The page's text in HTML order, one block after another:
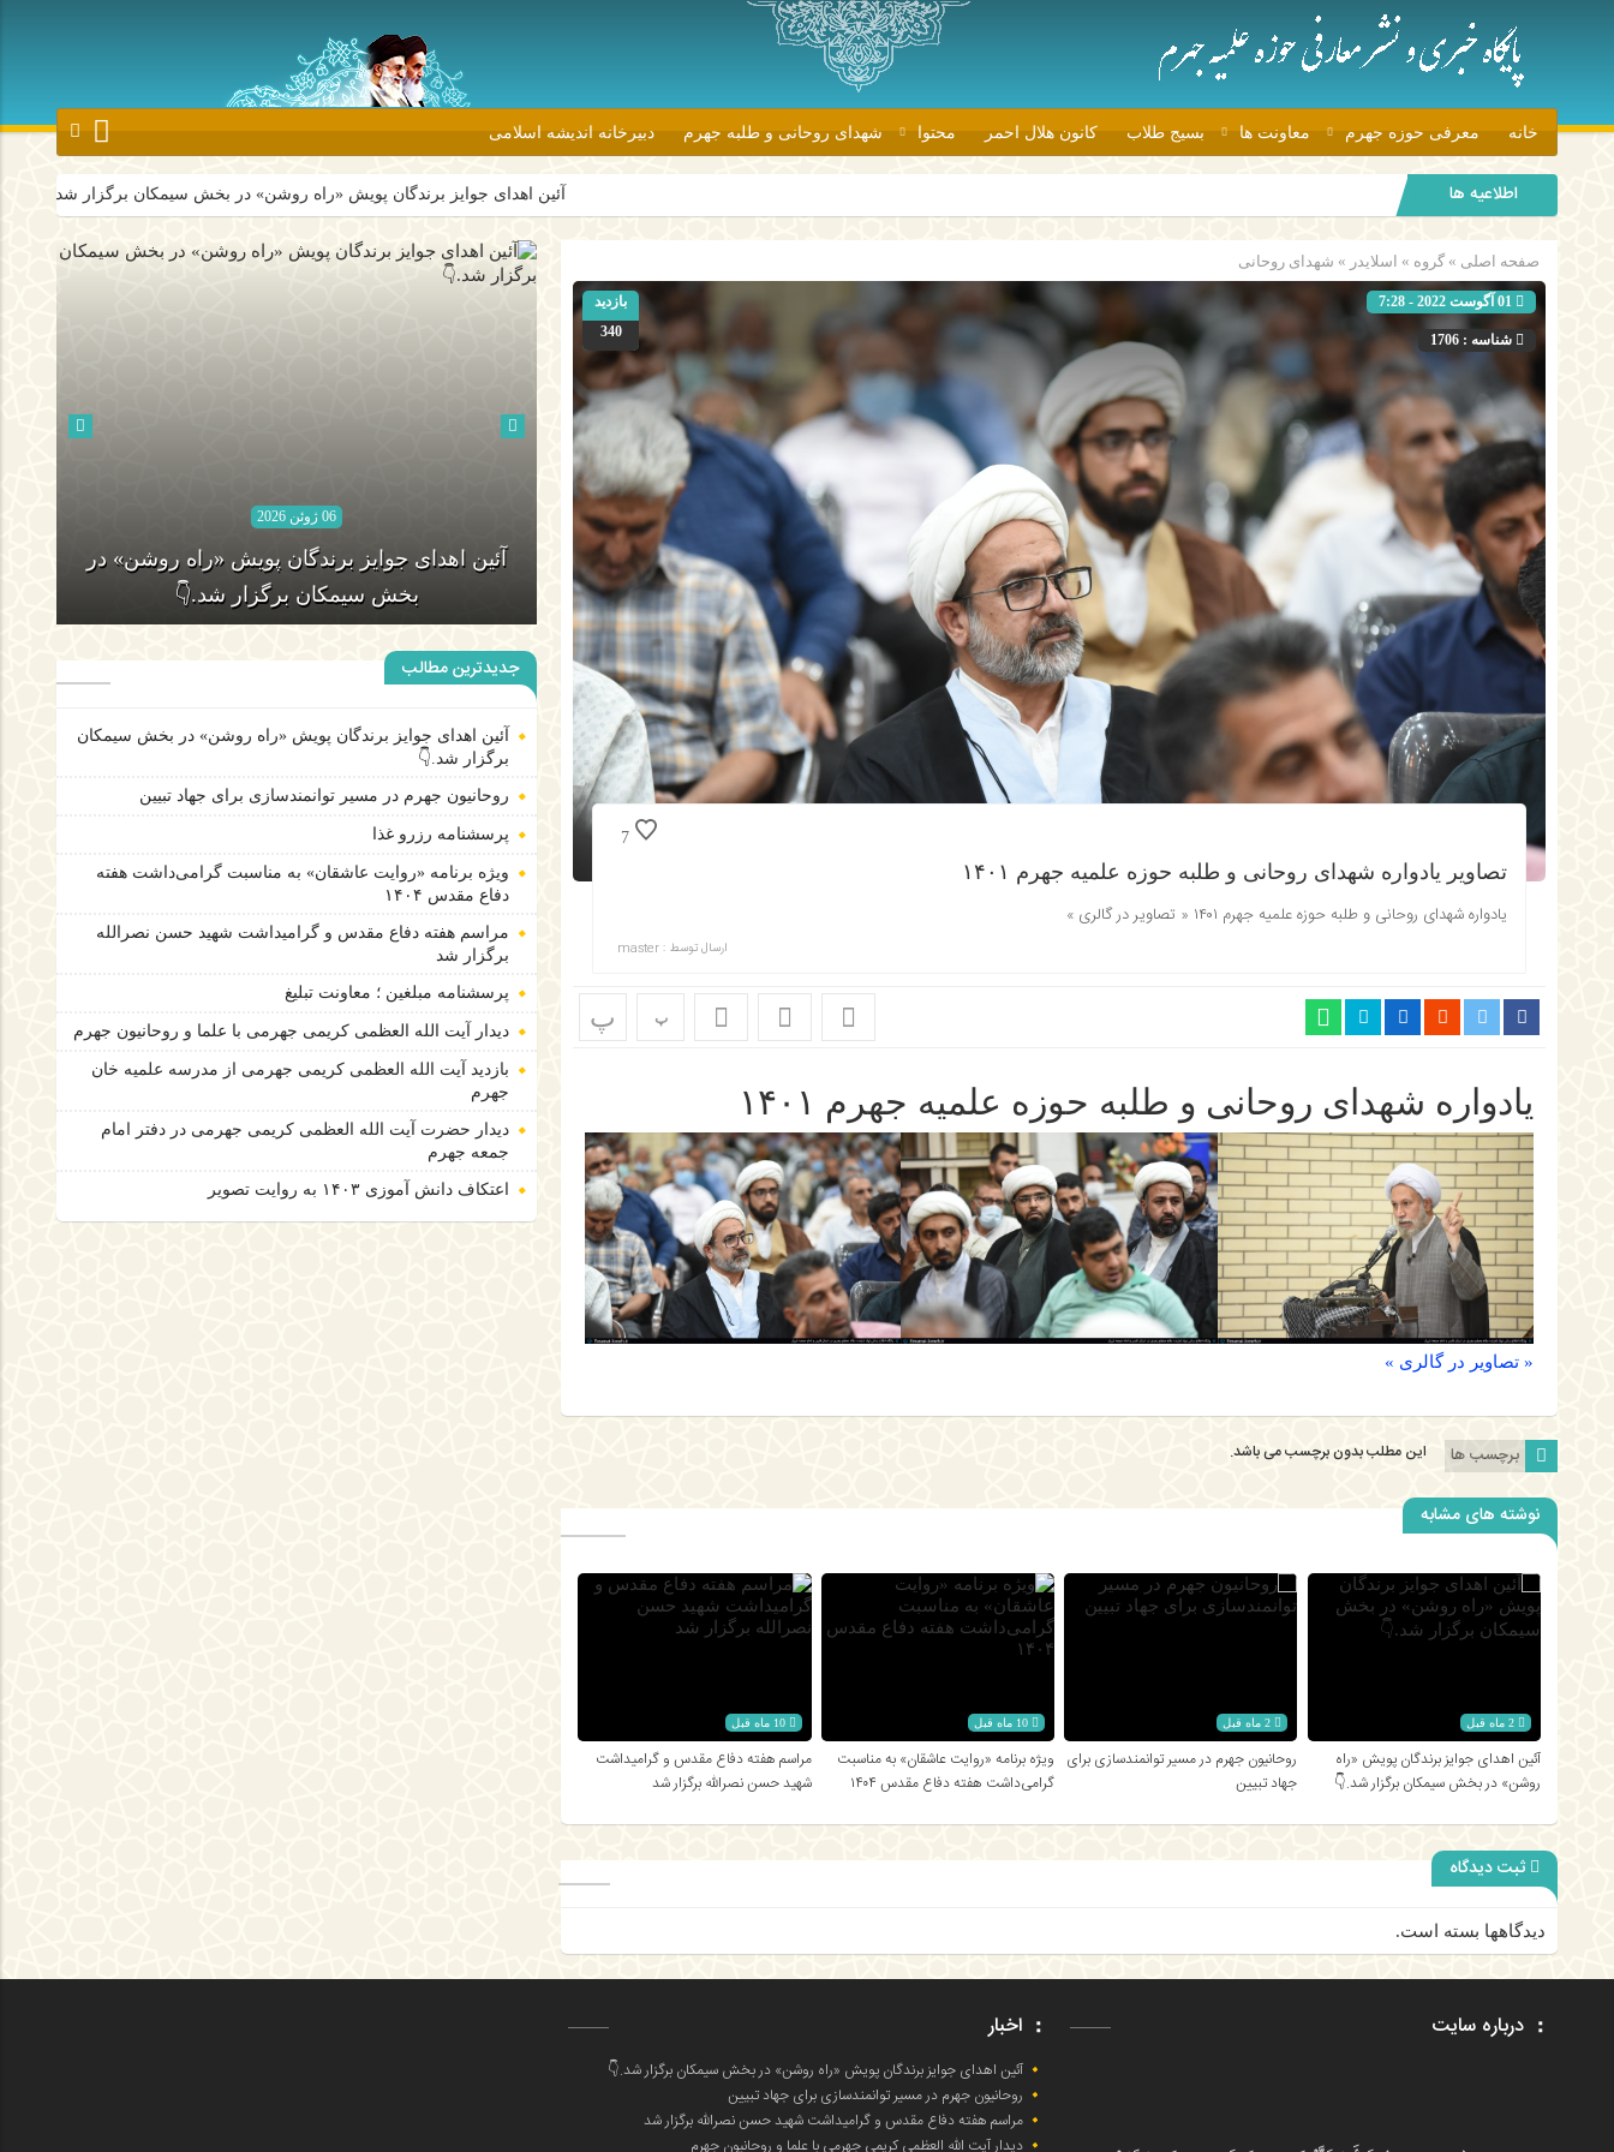
خانه معرفی حوزه جهرم معاونت ها بسیج طلاب کانون هلال احمر محتوا شهدای روحانی و طلبه جهرم دبیرخانه اندیشه اسلامی
اطلاعیه ها آئین اهدای جوایز برندگان پویش «راه روشن» در بخش سیمکان برگزار شد.👇 روحانیون
صفحه اصلی » گروه » اسلایدر » شهدای روحانی
شناسه : 1706
بازدید
340
7
تصاویر یادواره شهدای روحانی و طلبه حوزه علمیه جهرم ۱۴۰۱
یادواره شهدای روحانی و طلبه حوزه علمیه جهرم ۱۴۰۱ « تصاویر در گالری »
ارسال توسط : master
پ پ
یادواره شهدای روحانی و طلبه حوزه علمیه جهرم ۱۴۰۱
« تصاویر در گالری »
برچسب ها این مطلب بدون برچسب می باشد.
نوشته های مشابه
2 ماه قبل
آئین اهدای جوایز برندگان پویش «راه
روشن» در بخش سیمکان برگزار شد.👇
روحانیون جهرم در مسیر توانمندسازی برای
جهاد تبیین
10 ماه قبل
ویژه برنامه «روایت عاشقان» به مناسبت
گرامی‌داشت هفته دفاع مقدس ۱۴۰۴
10 ماه قبل
مراسم هفته دفاع مقدس و گرامیداشت
شهید حسن نصرالله برگزار شد
ثبت دیدگاه
دیدگاهها بسته است.
آئین اهدای جوایز برندگان پویش «راه روشن» در
06 ژوئن 2026
روحانیون جهرم در مسیر توانمندسازی برای جهاد
تبیین
جدیدترین مطالب
آئین اهدای جوایز برندگان پویش «راه روشن» در بخش سیمکان
برگزار شد.👇
روحانیون جهرم در مسیر توانمندسازی برای جهاد تبیین
پرسشنامه رزرو غذا
ویژه برنامه «روایت عاشقان» به مناسبت گرامی‌داشت هفته
دفاع مقدس ۱۴۰۴
مراسم هفته دفاع مقدس و گرامیداشت شهید حسن نصرالله
برگزار شد
پرسشنامه مبلغین ؛ معاونت تبلیغ
دیدار آیت الله العظمی کریمی جهرمی با علما و روحانیون جهرم
بازدید آیت الله العظمی کریمی جهرمی از مدرسه علمیه خان
جهرم
دیدار حضرت آیت الله العظمی کریمی جهرمی در دفتر امام
جمعه جهرم
اعتکاف دانش آموزی ۱۴۰۳ به روایت تصویر
درباره سایت اخبار
آئین اهدای جوایز برندگان پویش «راه روشن» در بخش سیمکان برگزار شد.👇
روحانیون جهرم در مسیر توانمندسازی برای جهاد تبیین
مراسم هفته دفاع مقدس و گرامیداشت شهید حسن نصرالله برگزار شد
دیدار آیت الله العظمی کریمی جهرمی با علما و روحانیون جهرم